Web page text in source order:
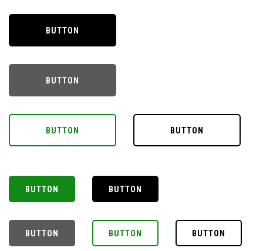
BUTTON
BUTTON
BUTTON BUTTON
BUTTON BUTTON
BUTTON BUTTON BUTTON